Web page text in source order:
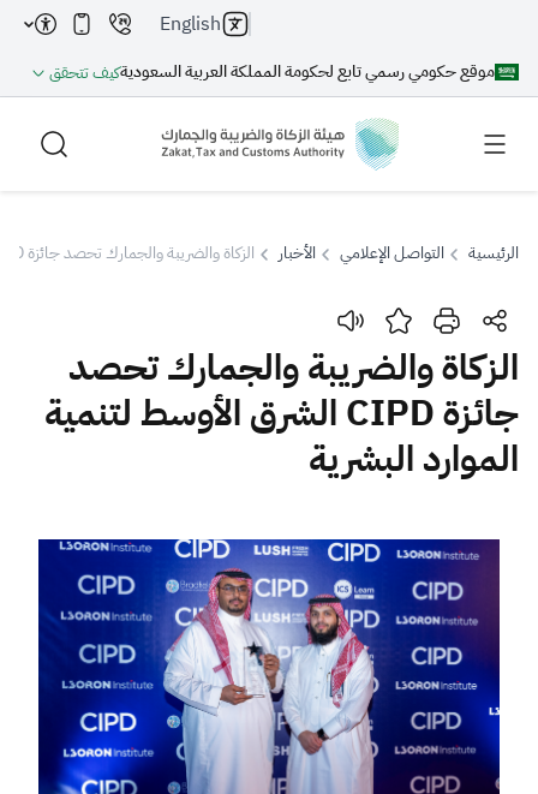
موقع حكومي رسمي تابع لحكومة المملكة العربية السعوديةكيف تتحقق
English
بحث
بحث بحث AI
اقتراحات
الزكاة الجمارك
ضريبة القيمة المضافة
الإقرار الضريبي
التصرفات العقارية
الرئيسية التواصل الإعلامي الأخبار الزكاة والضريبة والجمارك تحصد جائزة CIPD الشرق الأوسط لتنمية الموارد البشرية
الزكاة والضريبة والجمارك تحصد
جائزة CIPD الشرق الأوسط لتنمية
الموارد البشرية